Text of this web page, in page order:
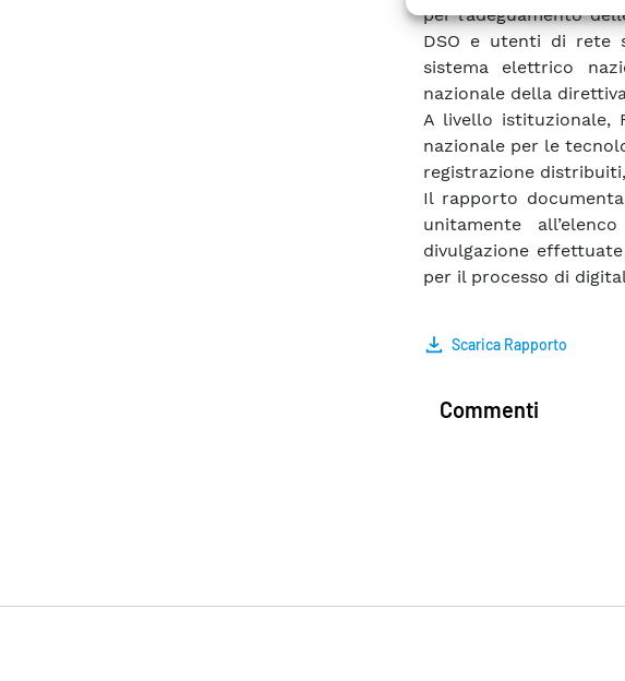
per l’adeguamento
DSO e utenti di rete
sistema elettrico
nazionale della
A livello istituzionale,
nazionale per le
registrazione
Il rapporto
unitamente
divulgazione
per il processo di
Scarica Rapporto
Commenti